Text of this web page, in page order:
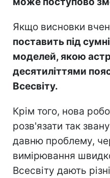
Якщо висновки
поставить під
моделей, якою
десятиліттями
Всесвіту.
Крім того, нова
розв'язати так
давню проблему,
вимірювання
Всесвіту дають